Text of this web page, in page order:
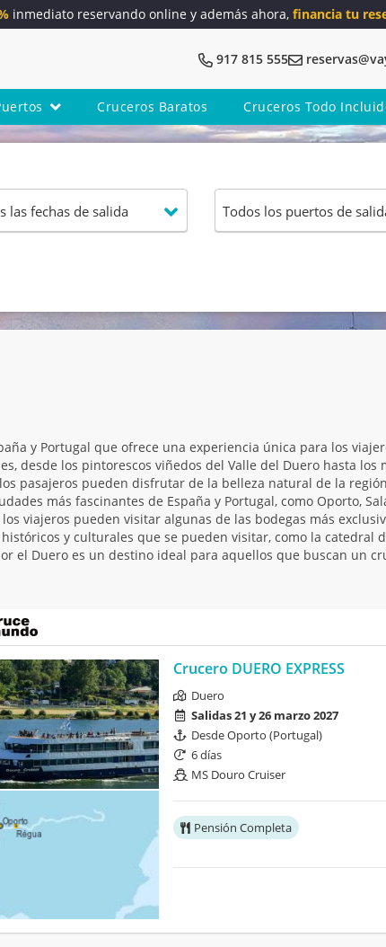
inmediato reservando online y además ahora, financia tu
917 815 555
Cruceros Baratos Cruceros Todo
y Portugal que ofrece una experiencia única para los
desde los pintorescos viñedos del Valle del Duero hasta
pasajeros pueden disfrutar de la belleza natural de la
más fascinantes de España y Portugal, como Oporto,
viajeros pueden visitar algunas de las bodegas más
y culturales que se pueden visitar, como la catedral
el Duero es un destino ideal para aquellos que buscan un
Crucero DUERO EXPRESS
Duero
Salidas 21 y 26 marzo 2027
Desde Oporto (Portugal)
6 días
MS Douro Cruiser
Pensión Completa